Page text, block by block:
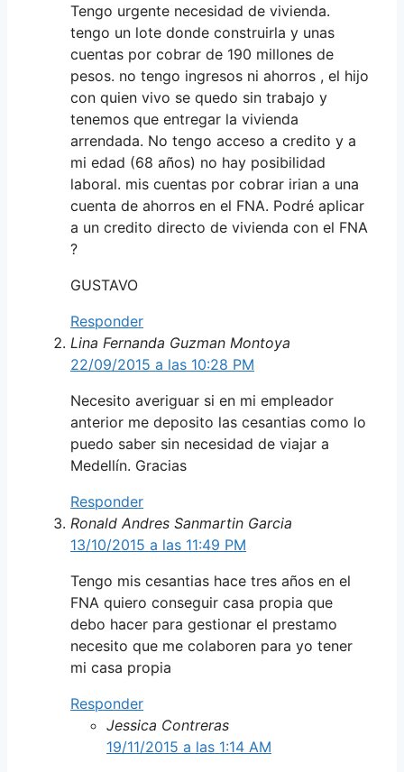
Tengo urgente necesidad de vivienda.
tengo un lote donde construirla y unas
cuentas por cobrar de 190 millones de
pesos. no tengo ingresos ni ahorros , el hijo
con quien vivo se quedo sin trabajo y
tenemos que entregar la vivienda
arrendada. No tengo acceso a credito y a
mi edad (68 años) no hay posibilidad
laboral. mis cuentas por cobrar irian a una
cuenta de ahorros en el FNA. Podré aplicar
a un credito directo de vivienda con el FNA
?
GUSTAVO
Responder
Lina Fernanda Guzman Montoya
22/09/2015 a las 10:28 PM
Necesito averiguar si en mi empleador
anterior me deposito las cesantias como lo
puedo saber sin necesidad de viajar a
Medellín. Gracias
Responder
Ronald Andres Sanmartin Garcia
13/10/2015 a las 11:49 PM
Tengo mis cesantias hace tres años en el
FNA quiero conseguir casa propia que
debo hacer para gestionar el prestamo
necesito que me colaboren para yo tener
mi casa propia
Responder
Jessica Contreras
19/11/2015 a las 1:14 AM